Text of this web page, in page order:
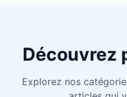
Découvrez
Explorez nos